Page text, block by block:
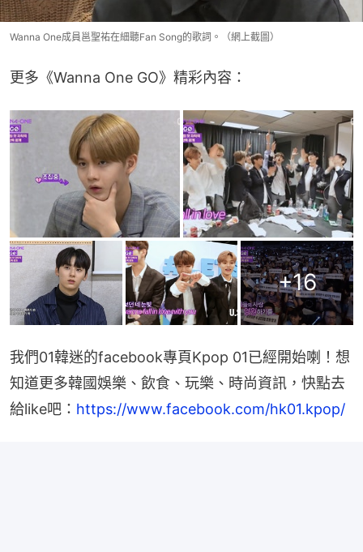
Wanna One成員邕聖祐在細聽Fan Song的歌詞。（網上截圖）
更多《Wanna One GO》精彩內容：
+16
我們01韓迷的facebook專頁Kpop 01已經開始喇！想
知道更多韓國娛樂、飲食、玩樂、時尚資訊，快點去
給like吧： https://www.facebook.com/hk01.kpop/